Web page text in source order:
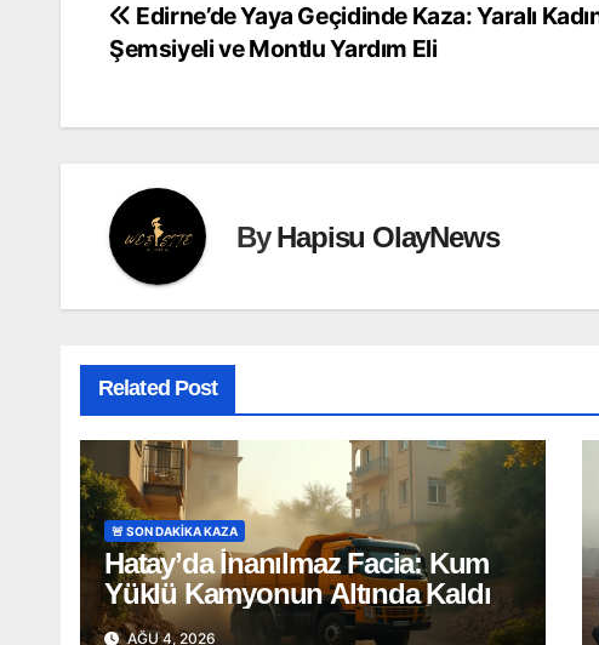
Yazı
gezinmesi
Edirne’de Yaya Geçidinde Kaza: Yaralı
Şemsiyeli ve Montlu Yardım Eli
ByHapisu OlayNews
Related Post
🚨 SON DAKİKA KAZA
Hatay’da İnanılmaz Facia: Kum
Yüklü Kamyonun Altında Kaldı
AĞU 4, 2026